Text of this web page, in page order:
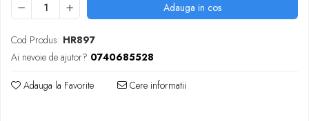
Adauga in cos
Cod Produs: HR897
Ai nevoie de ajutor? 0740685528
Adauga la Favorite Cere informatii